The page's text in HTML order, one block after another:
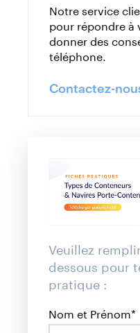
Notre service
pour répondre à
donner des
téléphone.
Contactez-
Veuillez
dessous pour
pratique :
Nom et Prénom*